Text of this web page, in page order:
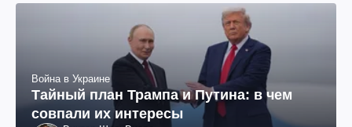
Война в Украине
Тайный план Трампа и Путина: в чем
совпали их интересы